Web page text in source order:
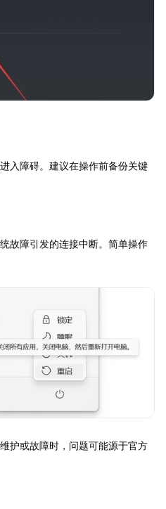
入障碍。建议在操作前备份关键
故障引发的连接中断。简单操作
护或故障时，问题可能源于官方